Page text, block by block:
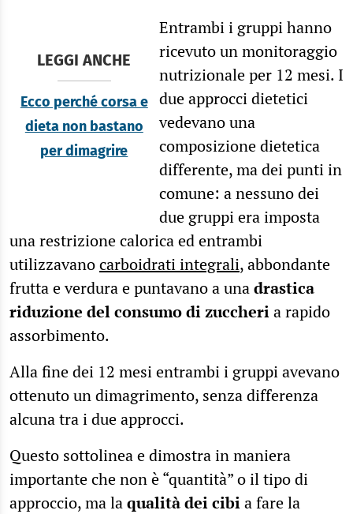
LEGGI ANCHE
Ecco perché corsa e
dieta non bastano
per dimagrire
Entrambi i gruppi hanno
ricevuto un monitoraggio
nutrizionale per 12 mesi. I
due approcci dietetici
vedevano una
composizione dietetica
differente, ma dei punti in
comune: a nessuno dei
due gruppi era imposta
una restrizione calorica ed entrambi
utilizzavanocarboidrati integrali, abbondante
frutta e verdura e puntavano a unadrastica
riduzione del consumo di zuccheria rapido
assorbimento.
Alla fine dei 12 mesi entrambi i gruppi avevano
ottenuto un dimagrimento, senza differenza
alcuna tra i due approcci.
Questo sottolinea e dimostra in maniera
importante che non è “quantità” o il tipo di
approccio, ma laqualità dei cibia fare la